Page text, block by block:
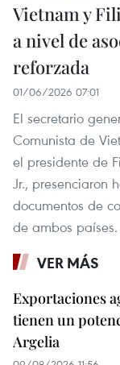
Vietnam y
a nivel de
reforzada
01/06/2026 07:01
El secretario
Comunista de
el presidente de
Jr., presenciaron
documentos de
de ambos países.
VER MÁS
Exportaciones
tienen un
Argelia